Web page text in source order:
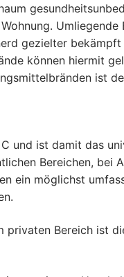
Umliegende
gezielter
können hiermit
ist
und ist damit das
Bereichen, bei
ein möglichst
privaten Bereich ist